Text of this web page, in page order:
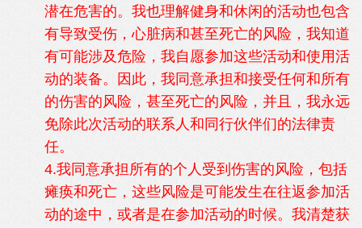
潜在危害的。我也理解健身和休闲的活动也包含
有导致受伤，心脏病和甚至死亡的风险，我知道
有可能涉及危险，我自愿参加这些活动和使用活
动的装备。因此，我同意承担和接受任何和所有
的伤害的风险，甚至死亡的风险，并且，我永远
免除此次活动的联系人和同行伙伴们的法律责
任。
4.我同意承担所有的个人受到伤害的风险，包括
瘫痪和死亡，这些风险是可能发生在往返参加活
动的途中，或者是在参加活动的时候。我清楚获